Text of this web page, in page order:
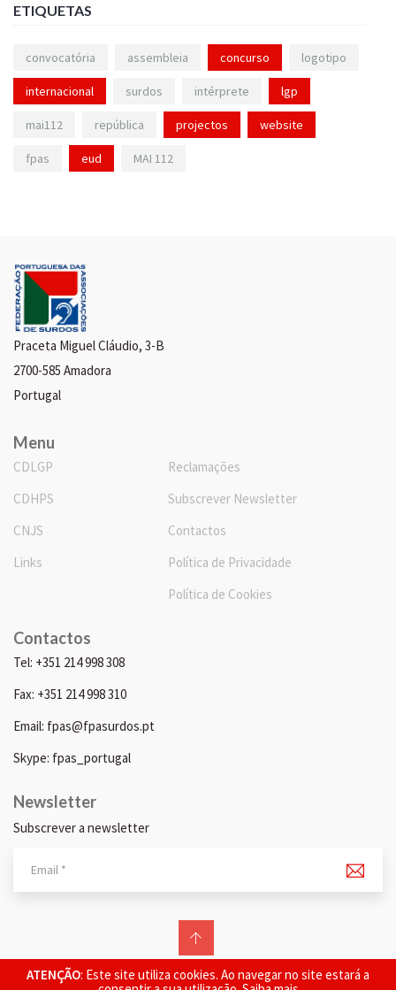
ATENÇÃO: Este site utiliza cookies. Ao navegar no site estará a
ETIQUETAS
convocatória assembleia concurso logotipo
internacional surdos intérprete lgp
mai112 república projectos website
fpas eud MAI 112
Praceta Miguel Cláudio, 3-B
2700-585 Amadora
Portugal
Menu
CDLGP
CDHPS
CNJS
Links
Reclamações
Subscrever Newsletter
Contactos
Política de Privacidade
Política de Cookies
Contactos
Tel: +351 214 998 308
Fax: +351 214 998 310
Email: fpas@fpasurdos.pt
Skype: fpas_portugal
Newsletter
Subscrever a newsletter
© 2026 FPAS. Todos os direitos reservados.